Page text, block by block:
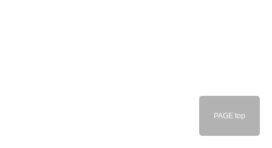
PAGE top